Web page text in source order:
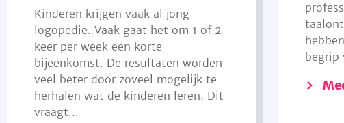
Kinderen krijgen vaak al jong
logopedie. Vaak gaat het om 1 of 2
keer per week een korte
bijeenkomst. De resultaten worden
veel beter door zoveel mogelijk te
herhalen wat de kinderen leren. Dit
vraagt...
begrip